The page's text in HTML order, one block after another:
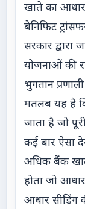
खाते का
बेनिफिट
सरकार द्वारा
योजनाओं की
भुगतान
मतलब यह है
जाता है जो
कई बार ऐसा
अधिक बैंक
होता जो
आधार सीडिंग